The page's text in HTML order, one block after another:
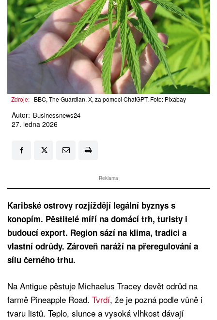
Zdroje: BBC, The Guardian, X, za pomoci ChatGPT, Foto: Pixabay
Autor: Businessnews24
27. ledna 2026
Reklama
Karibské ostrovy rozjíždějí legální byznys s
konopím. Pěstitelé míří na domácí trh, turisty i
budoucí export. Region sází na klima, tradici a
vlastní odrůdy. Zároveň naráží na přeregulování a
sílu černého trhu.
Na Antigue pěstuje Michaelus Tracey devět odrůd na
farmě Pineapple Road. Tvrdí, že je pozná podle vůně i
tvaru listů. Teplo, slunce a vysoká vlhkost dávají